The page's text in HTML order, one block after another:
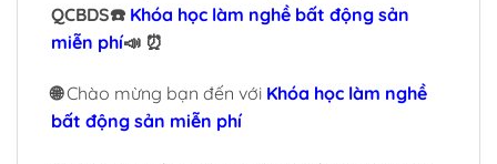
QCBDS☎️ Khóa học làm nghề bất động sản
miễn phí📣 ⏰
🌐Chào mừng bạn đến với Khóa học làm nghề
bất động sản miễn phí